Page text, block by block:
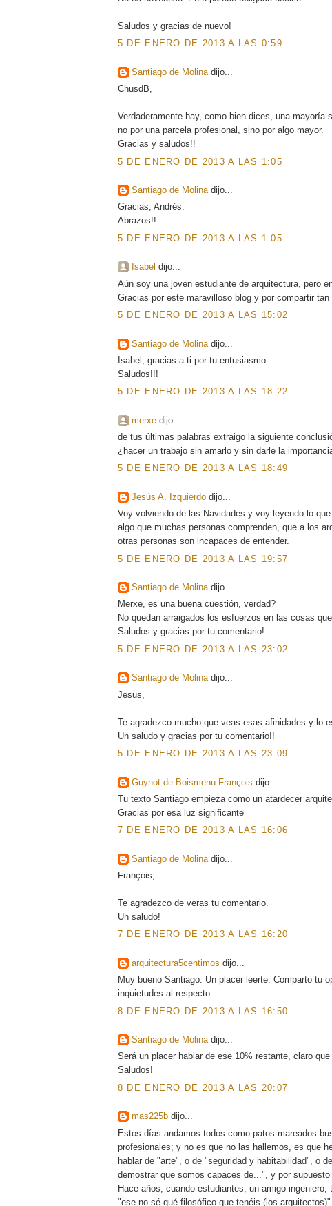
Saludos y gracias de nuevo!
5 DE ENERO DE 2013 A LAS 0:59
Santiago de Molinadijo...
ChusdB,
Verdaderamente hay, como bien dices, una
no por una parcela profesional, sino por algo mayor.
Gracias y saludos!!
5 DE ENERO DE 2013 A LAS 1:05
Santiago de Molinadijo...
Gracias, Andrés.
Abrazos!!
5 DE ENERO DE 2013 A LAS 1:05
Isabel dijo...
Aún soy una joven estudiante de arquitectura, pero
Gracias por este maravilloso blog y por compartir
5 DE ENERO DE 2013 A LAS 15:02
Santiago de Molinadijo...
Isabel, gracias a ti por tu entusiasmo.
Saludos!!!
5 DE ENERO DE 2013 A LAS 18:22
merxedijo...
de tus últimas palabras extraigo la siguiente
¿hacer un trabajo sin amarlo y sin darle la
5 DE ENERO DE 2013 A LAS 18:49
Jesús A. Izquierdodijo...
Voy volviendo de las Navidades y voy leyendo lo
algo que muchas personas comprenden, que a los
otras personas son incapaces de entender.
5 DE ENERO DE 2013 A LAS 19:57
Santiago de Molinadijo...
Merxe, es una buena cuestión, verdad?
No quedan arraigados los esfuerzos en las cosas
Saludos y gracias por tu comentario!
5 DE ENERO DE 2013 A LAS 23:02
Santiago de Molinadijo...
Jesus,
Te agradezco mucho que veas esas afinidades y lo
Un saludo y gracias por tu comentario!!
5 DE ENERO DE 2013 A LAS 23:09
Guynot de Boismenu François dijo...
Tu texto Santiago empieza como un atardecer
Gracias por esa luz significante
7 DE ENERO DE 2013 A LAS 16:06
Santiago de Molinadijo...
François,
Te agradezco de veras tu comentario.
Un saludo!
7 DE ENERO DE 2013 A LAS 16:20
arquitectura5centimos dijo...
Muy bueno Santiago. Un placer leerte. Comparto tu
inquietudes al respecto.
8 DE ENERO DE 2013 A LAS 16:50
Santiago de Molinadijo...
Será un placer hablar de ese 10% restante, claro que
Saludos!
8 DE ENERO DE 2013 A LAS 20:07
mas225bdijo...
Estos días andamos todos como patos mareados
profesionales; y no es que no las hallemos, es que
hablar de "arte", o de "seguridad y habitabilidad", o
demostrar que somos capaces de...", y por
Hace años, cuando estudiantes, un amigo
"ese no sé qué filosófico que tenéis (los